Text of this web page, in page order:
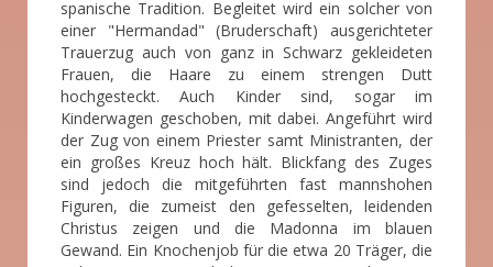
spanische Tradition. Begleitet wird ein solcher von
einer "Hermandad" (Bruderschaft) ausgerichteter
Trauerzug auch von ganz in Schwarz gekleideten
Frauen, die Haare zu einem strengen Dutt
hochgesteckt. Auch Kinder sind, sogar im
Kinderwagen geschoben, mit dabei. Angeführt wird
der Zug von einem Priester samt Ministranten, der
ein großes Kreuz hoch hält. Blickfang des Zuges
sind jedoch die mitgeführten fast mannshohen
Figuren, die zumeist den gefesselten, leidenden
Christus zeigen und die Madonna im blauen
Gewand. Ein Knochenjob für die etwa 20 Träger, die